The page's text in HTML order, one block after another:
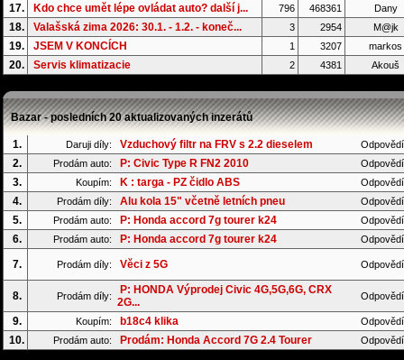
17. Kdo chce umět lépe ovládat auto? další j... 796 468361 Dany
18. Valašská zima 2026: 30.1. - 1.2. - koneč... 3 2954 M@jk
19. JSEM V KONCÍCH 1 3207 markos
20. Servis klimatizacie 2 4381 Akouš
Bazar - posledních 20 aktualizovaných inzerátů
1. Daruji díly: Vzduchový filtr na FRV s 2.2 dieselem
2. Prodám auto: P: Civic Type R FN2 2010
3. Koupím: K : targa - PZ čidlo ABS
4. Prodám díly: Alu kola 15" včetně letních pneu
5. Prodám auto: P: Honda accord 7g tourer k24
6. Prodám auto: P: Honda accord 7g tourer k24
7. Prodám díly: Věci z 5G
8. Prodám díly:
P: HONDA Výprodej Civic 4G,5G,6G, CRX
2G...
9. Koupím: b18c4 klika
10. Prodám auto: Prodám: Honda Accord 7G 2.4 Tourer